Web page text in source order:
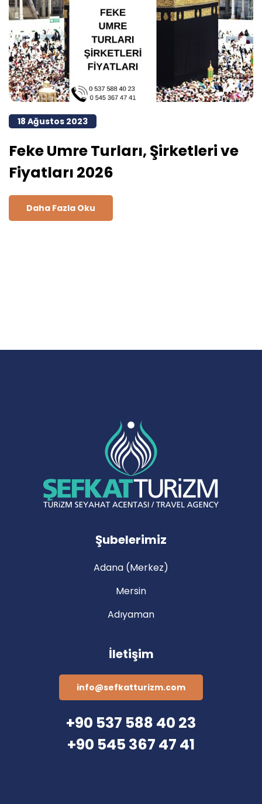
18 Ağustos 2023
Feke Umre Turları, Şirketleri ve
Fiyatları 2026
Daha Fazla Oku
Şubelerimiz
Adana (Merkez)
Mersin
Adıyaman
İletişim
info@sefkatturizm.com
+90 537 588 40 23
+90 545 367 47 41